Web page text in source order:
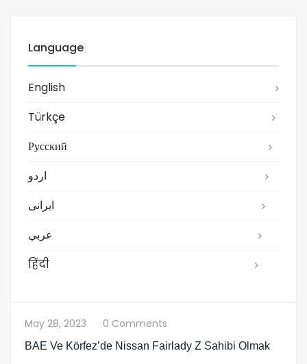
Language
English
Türkçe
Русский
اردو
ایرانی
عربي
हिंदी
May 28, 2023 0 Comments
BAE Ve Körfez’de Nissan Fairlady Z Sahibi Olmak